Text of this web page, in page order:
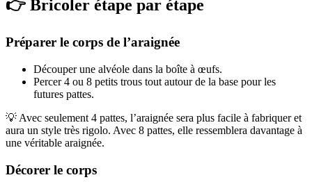
👉 Bricoler étape par étape
Préparer le corps de l’araignée
Découper une alvéole dans la boîte à œufs.
Percer 4 ou 8 petits trous tout autour de la base pour les
futures pattes.
💡 Avec seulement 4 pattes, l’araignée sera plus facile à fabriquer et
aura un style très rigolo. Avec 8 pattes, elle ressemblera davantage à
une véritable araignée.
Décorer le corps